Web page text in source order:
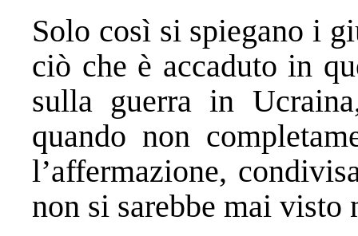
Solo così si spiegano i
ciò che è accaduto in
sulla guerra in
quando non
l’affermazione,
non si sarebbe mai